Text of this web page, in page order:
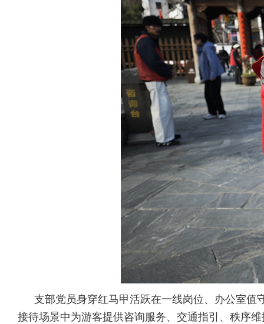
支部党员身穿红马甲活跃在一线岗位、办公室值
接待场景中为游客提供咨询服务、交通指引、秩序